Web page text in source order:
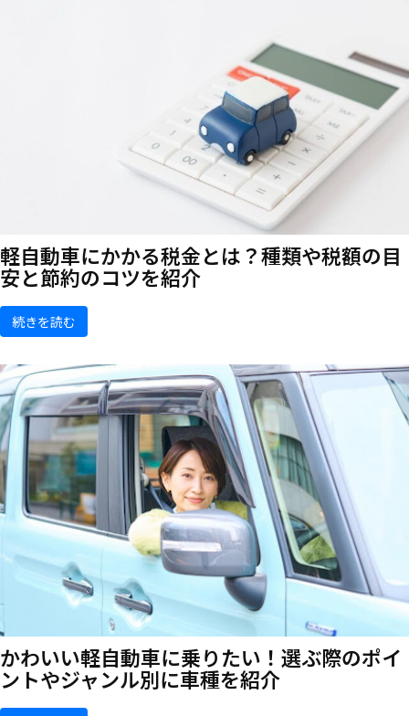
軽自動車にかかる税金とは？種類や税額の目
安と節約のコツを紹介
続きを読む
かわいい軽自動車に乗りたい！選ぶ際のポイ
ントやジャンル別に車種を紹介